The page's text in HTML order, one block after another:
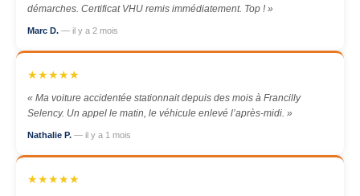
démarches. Certificat VHU remis immédiatement. Top ! »
Marc D. — il y a 2 mois
★★★★★
« Ma voiture accidentée stationnait depuis des mois à Francilly
Selency. Un appel le matin, le véhicule enlevé l’après-midi. »
Nathalie P. — il y a 1 mois
★★★★★